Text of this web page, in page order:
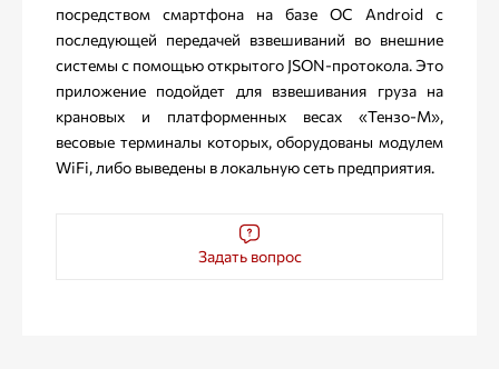
посредством смартфона на базе ОС Android с
последующей передачей взвешиваний во внешние
системы с помощью открытого JSON-протокола. Это
приложение подойдет для взвешивания груза на
крановых и платформенных весах «Тензо-М»,
весовые терминалы которых, оборудованы модулем
WiFi, либо выведены в локальную сеть предприятия.
Задать вопрос